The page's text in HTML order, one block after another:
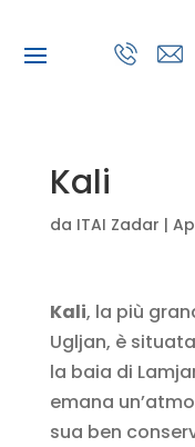
Kali
da ITAI Zadar |
Kali, la più
Ugljan, è
la baia di
emana
sua ben